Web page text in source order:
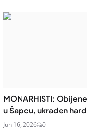
MONARHISTI:
u Šapcu, ukraden
Jun 16, 2026 0